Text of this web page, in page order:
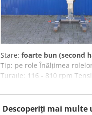
Stare: foarte bun (second
Tip: pe role Înălțimea
Turație: 116 - 810 rpm
375 mm Înălțime totală:
Descoperiți mai multe